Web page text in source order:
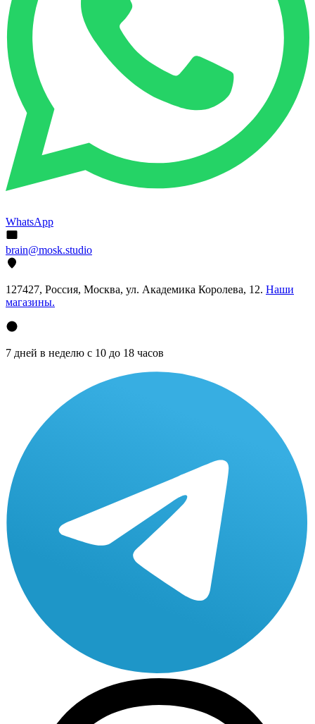
WhatsApp
brain@mosk.studio
127427, Россия, Москва, ул. Академика Королева, 12. Наши
магазины.
7 дней в неделю с 10 до 18 часов